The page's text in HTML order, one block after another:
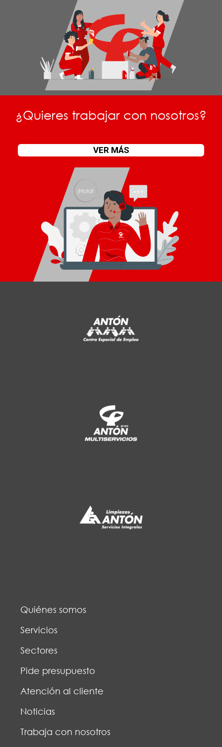
¿Quieres trabajar con nosotros?
VER MÁS
Quiénes somos
Servicios
Sectores
Pide presupuesto
Atención al cliente
Noticias
Trabaja con nosotros